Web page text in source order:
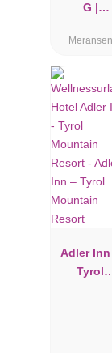
G |
Dolomites
Meransen
Adler Inn
Tyrol